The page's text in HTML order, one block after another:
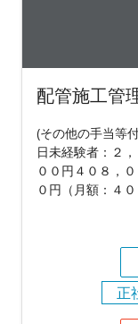
配管施工管
(その他の手当等
日未経験者：２
００円４０８，
０円（月額：４０
正